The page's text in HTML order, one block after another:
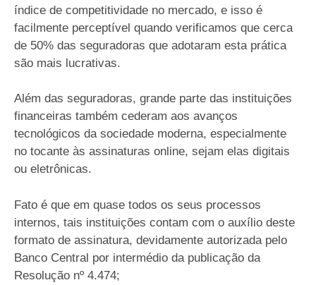
índice de competitividade no mercado, e isso é
facilmente perceptível quando verificamos que cerca
de 50% das seguradoras que adotaram esta prática
são mais lucrativas.
Além das seguradoras, grande parte das instituições
financeiras também cederam aos avanços
tecnológicos da sociedade moderna, especialmente
no tocante às assinaturas online, sejam elas digitais
ou eletrônicas.
Fato é que em quase todos os seus processos
internos, tais instituições contam com o auxílio deste
formato de assinatura, devidamente autorizada pelo
Banco Central por intermédio da publicação da
Resolução nº 4.474;